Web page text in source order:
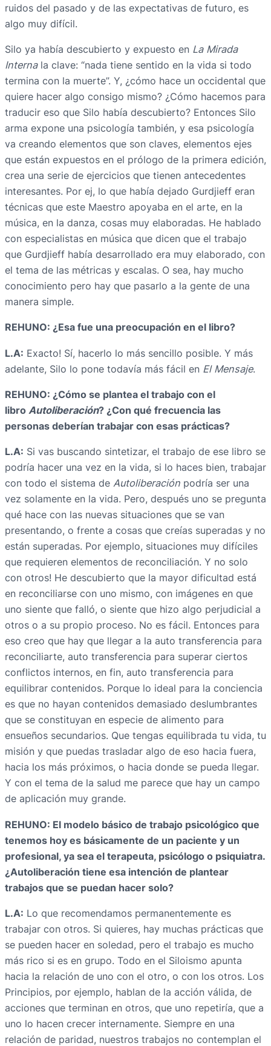
ruidos del pasado y de las expectativas de futuro, es
algo muy difícil.
Silo ya había descubierto y expuesto en La Mirada
Internala clave: “nada tiene sentido en la vida si todo
termina con la muerte”. Y, ¿cómo hace un occidental que
quiere hacer algo consigo mismo? ¿Cómo hacemos para
traducir eso que Silo había descubierto? Entonces Silo
arma expone una psicología también, y esa psicología
va creando elementos que son claves, elementos ejes
que están expuestos en el prólogo de la primera edición,
crea una serie de ejercicios que tienen antecedentes
interesantes. Por ej, lo que había dejado Gurdjieff eran
técnicas que este Maestro apoyaba en el arte, en la
música, en la danza, cosas muy elaboradas. He hablado
con especialistas en música que dicen que el trabajo
que Gurdjieff había desarrollado era muy elaborado, con
el tema de las métricas y escalas. O sea, hay mucho
conocimiento pero hay que pasarlo a la gente de una
manera simple.
REHUNO: ¿Esa fue una preocupación en el libro?
L.A: Exacto! Sí, hacerlo lo más sencillo posible. Y más
adelante, Silo lo pone todavía más fácil en El Mensaje.
REHUNO: ¿Cómo se plantea el trabajo con el
libro Autoliberación? ¿Con qué frecuencia las
personas deberían trabajar con esas prácticas?
L.A: Si vas buscando sintetizar, el trabajo de ese libro se
podría hacer una vez en la vida, si lo haces bien, trabajar
con todo el sistema de Autoliberación podría ser una
vez solamente en la vida. Pero, después uno se pregunta
qué hace con las nuevas situaciones que se van
presentando, o frente a cosas que creías superadas y no
están superadas. Por ejemplo, situaciones muy difíciles
que requieren elementos de reconciliación. Y no solo
con otros! He descubierto que la mayor dificultad está
en reconciliarse con uno mismo, con imágenes en que
uno siente que falló, o siente que hizo algo perjudicial a
otros o a su propio proceso. No es fácil. Entonces para
eso creo que hay que llegar a la auto transferencia para
reconciliarte, auto transferencia para superar ciertos
conflictos internos, en fin, auto transferencia para
equilibrar contenidos. Porque lo ideal para la conciencia
es que no hayan contenidos demasiado deslumbrantes
que se constituyan en especie de alimento para
ensueños secundarios. Que tengas equilibrada tu vida, tu
misión y que puedas trasladar algo de eso hacia fuera,
hacia los más próximos, o hacia donde se pueda llegar.
Y con el tema de la salud me parece que hay un campo
de aplicación muy grande.
REHUNO: El modelo básico de trabajo psicológico que
tenemos hoy es básicamente de un paciente y un
profesional, ya sea el terapeuta, psicólogo o psiquiatra.
¿Autoliberación tiene esa intención de plantear
trabajos que se puedan hacer solo?
L.A: Lo que recomendamos permanentemente es
trabajar con otros. Si quieres, hay muchas prácticas que
se pueden hacer en soledad, pero el trabajo es mucho
más rico si es en grupo. Todo en el Siloismo apunta
hacia la relación de uno con el otro, o con los otros. Los
Principios, por ejemplo, hablan de la acción válida, de
acciones que terminan en otros, que uno repetiría, que a
uno lo hacen crecer internamente. Siempre en una
relación de paridad, nuestros trabajos no contemplan el